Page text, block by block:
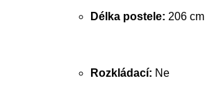
Délka postele: 206 cm
Rozkládací: Ne